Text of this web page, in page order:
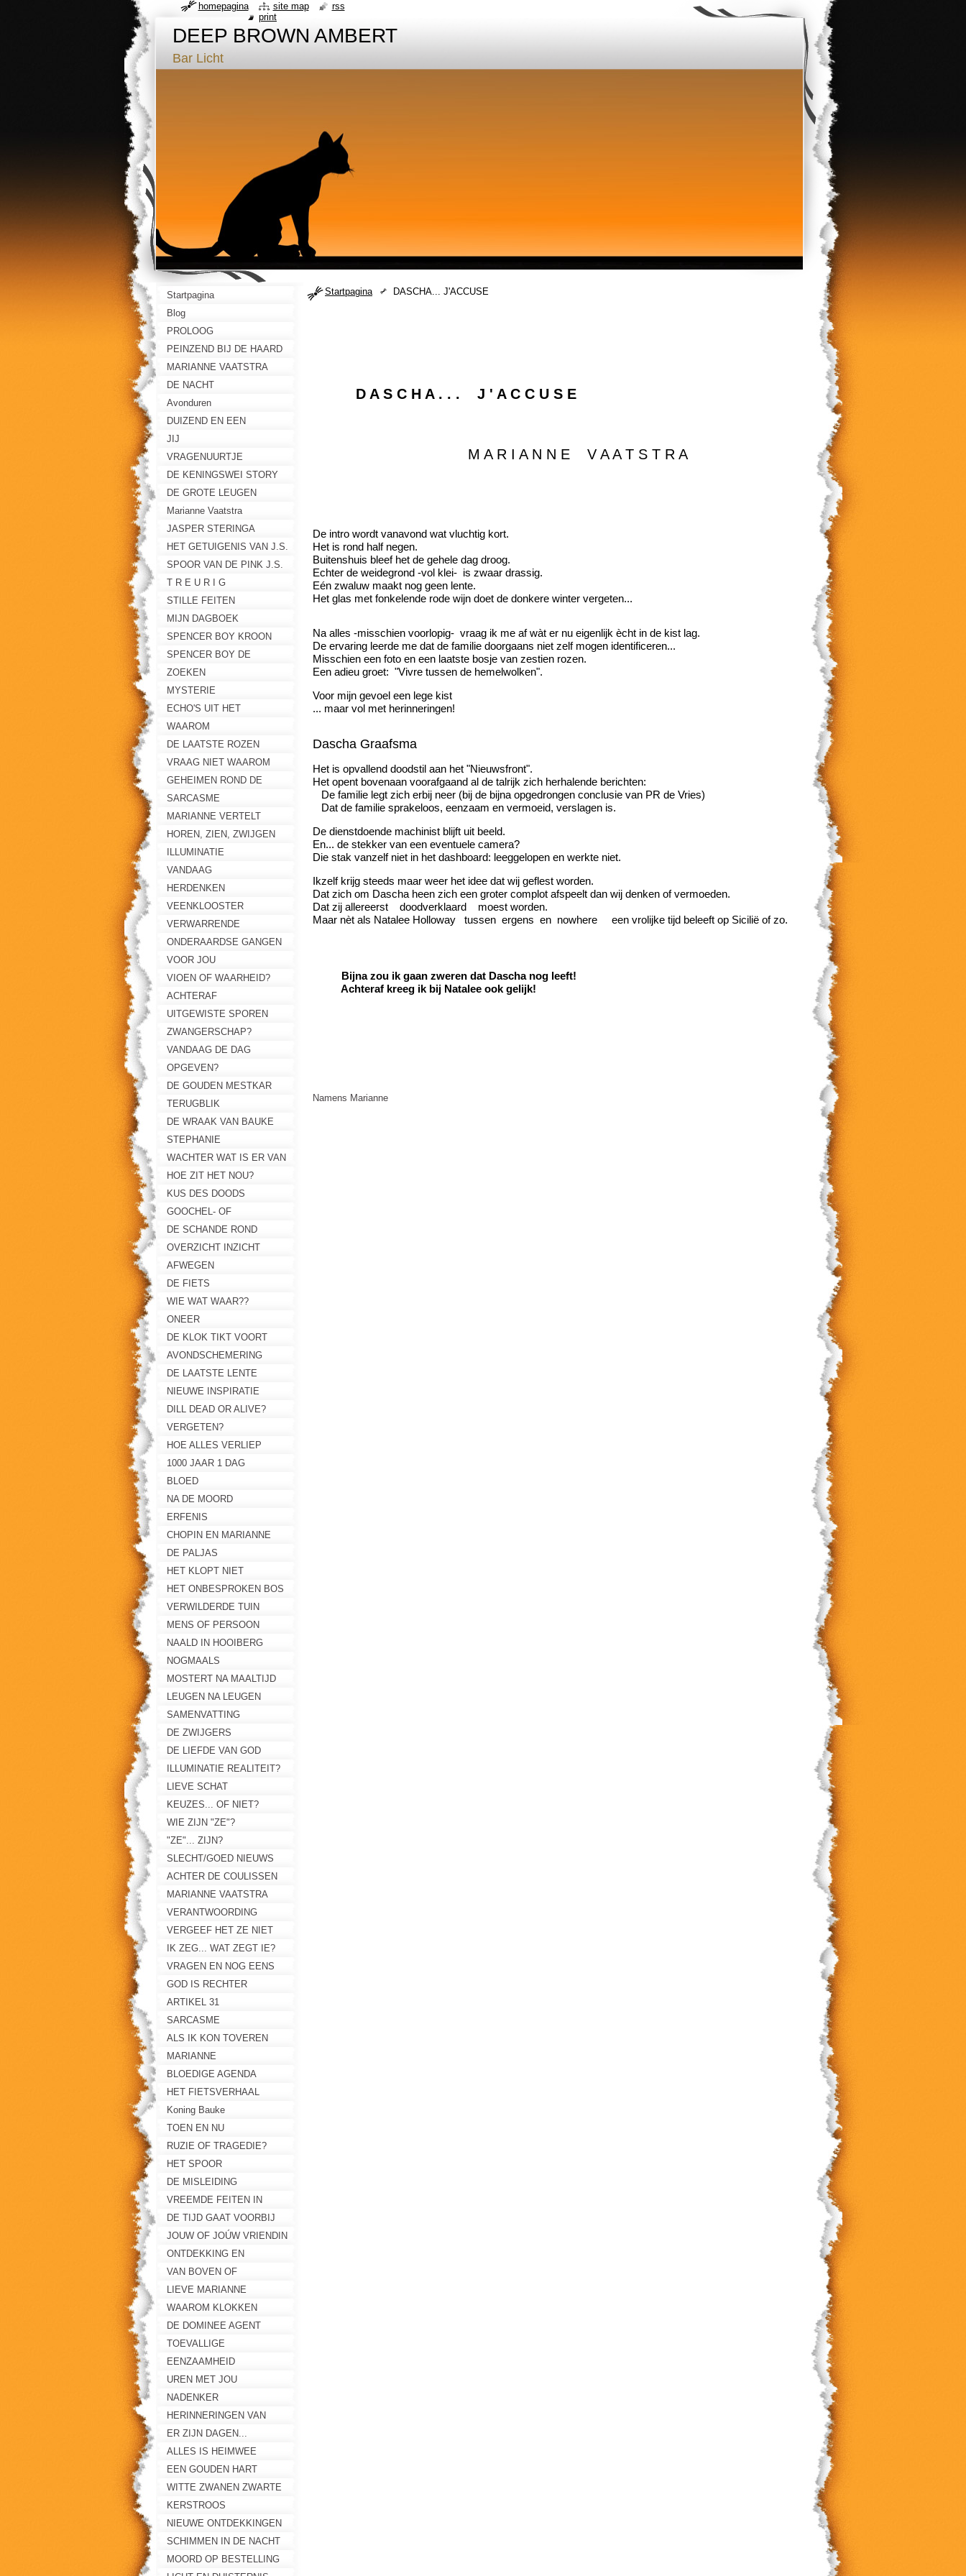
DEEP BROWN AMBERT
Bar Licht
Startpagina DASCHA... J'ACCUSE
D A S C H A . . . J ' A C C U S E
M A R I A N N E V A A T S T R A
De intro wordt vanavond wat vluchtig kort.
Het is rond half negen.
Buitenshuis bleef het de gehele dag droog.
Echter de weidegrond -vol klei- is zwaar drassig.
Eén zwaluw maakt nog geen lente.
Het glas met fonkelende rode wijn doet de donkere winter vergeten...
Na alles -misschien voorlopig- vraag ik me af wàt er nu eigenlijk ècht in de kist lag.
De ervaring leerde me dat de familie doorgaans niet zelf mogen identificeren...
Misschien een foto en een laatste bosje van zestien rozen.
Een adieu groet: "Vivre tussen de hemelwolken".
Voor mijn gevoel een lege kist
... maar vol met herinneringen!
Dascha Graafsma
Het is opvallend doodstil aan het "Nieuwsfront".
Het opent bovenaan voorafgaand al de talrijk zich herhalende berichten:
De familie legt zich erbij neer (bij de bijna opgedrongen conclusie van PR de Vries)
Dat de familie sprakeloos, eenzaam en vermoeid, verslagen is.
De dienstdoende machinist blijft uit beeld.
En... de stekker van een eventuele camera?
Die stak vanzelf niet in het dashboard: leeggelopen en werkte niet.
Ikzelf krijg steeds maar weer het idee dat wij geflest worden.
Dat zich om Dascha heen zich een groter complot afspeelt dan wij denken of vermoeden.
Dat zij allereerst doodverklaard moest worden.
Maar nèt als Natalee Holloway tussen ergens en nowhere een vrolijke tijd beleeft op Sicilië of zo.
Bijna zou ik gaan zweren dat Dascha nog leeft!
Achteraf kreeg ik bij Natalee ook gelijk!
Namens Marianne
Startpagina
Blog
PROLOOG
PEINZEND BIJ DE HAARD
MARIANNE VAATSTRA
DE NACHT
Avonduren
DUIZEND EN EEN
RAADSELS
JIJ
VRAGENUURTJE
DE KENINGSWEI STORY
DE GROTE LEUGEN
Marianne Vaatstra
JASPER STERINGA
HET GETUIGENIS VAN J.S.
SPOOR VAN DE PINK J.S.
T R E U R I G
STILLE FEITEN
MIJN DAGBOEK
SPENCER BOY KROON
DER GROTE LEUGEN
SPENCER BOY DE
GULDEN CIRKEL
ZOEKEN
MYSTERIE
ECHO'S UIT HET
VERLEDEN
WAAROM
DE LAATSTE ROZEN
VRAAG NIET WAAROM
GEHEIMEN ROND DE
KENINGSWEI
SARCASME
MARIANNE VERTELT
HOREN, ZIEN, ZWIJGEN
ILLUMINATIE
VANDAAG
HERDENKEN
VEENKLOOSTER
VERWARRENDE
VERHALEN
ONDERAARDSE GANGEN
VOOR JOU
VIOEN OF WAARHEID?
ACHTERAF
UITGEWISTE SPOREN
ZWANGERSCHAP?
VANDAAG DE DAG
OPGEVEN?
DE GOUDEN MESTKAR
TERUGBLIK
DE WRAAK VAN BAUKE
STEPHANIE
WACHTER WAT IS ER VAN
DE NACHT?
HOE ZIT HET NOU?
KUS DES DOODS
GOOCHEL- OF
TONDELDOOS?
DE SCHANDE ROND
MARIANNE
OVERZICHT INZICHT
AFWEGEN
DE FIETS
WIE WAT WAAR??
ONEER
DE KLOK TIKT VOORT
AVONDSCHEMERING
DE LAATSTE LENTE
NIEUWE INSPIRATIE
DILL DEAD OR ALIVE?
VERGETEN?
HOE ALLES VERLIEP
1000 JAAR 1 DAG
BLOED
NA DE MOORD
ERFENIS
CHOPIN EN MARIANNE
DE PALJAS
HET KLOPT NIET
HET ONBESPROKEN BOS
VERWILDERDE TUIN
MENS OF PERSOON
NAALD IN HOOIBERG
NOGMAALS
MOSTERT NA MAALTIJD
LEUGEN NA LEUGEN
SAMENVATTING
DE ZWIJGERS
DE LIEFDE VAN GOD
ILLUMINATIE REALITEIT?
LIEVE SCHAT
KEUZES... OF NIET?
WIE ZIJN "ZE"?
"ZE"... ZIJN?
SLECHT/GOED NIEUWS
ACHTER DE COULISSEN
MARIANNE VAATSTRA
VERGETEN?
VERANTWOORDING
VERGEEF HET ZE NIET
IK ZEG... WAT ZEGT IE?
VRAGEN EN NOG EENS
VRAGEN
GOD IS RECHTER
ARTIKEL 31
SARCASME
ALS IK KON TOVEREN
MARIANNE
BLOEDIGE AGENDA
HET FIETSVERHAAL
Koning Bauke
TOEN EN NU
RUZIE OF TRAGEDIE?
HET SPOOR
DE MISLEIDING
VREEMDE FEITEN IN
MOORDNACHT
DE TIJD GAAT VOORBIJ
JOUW OF JOÚW VRIENDIN
ONTDEKKING EN
EENZAAMHEID
VAN BOVEN OF
ONDERAF?
LIEVE MARIANNE
WAAROM KLOKKEN
STILSTAAN
DE DOMINEE AGENT
TOEVALLIGE
ONTMOETING
EENZAAMHEID
UREN MET JOU
NADENKER
HERINNERINGEN VAN
MAAIKE
ER ZIJN DAGEN...
ALLES IS HEIMWEE
EEN GOUDEN HART
WITTE ZWANEN ZWARTE
ZWANEN
KERSTROOS
NIEUWE ONTDEKKINGEN
SCHIMMEN IN DE NACHT
MOORD OP BESTELLING
homepagina site map
rss
print